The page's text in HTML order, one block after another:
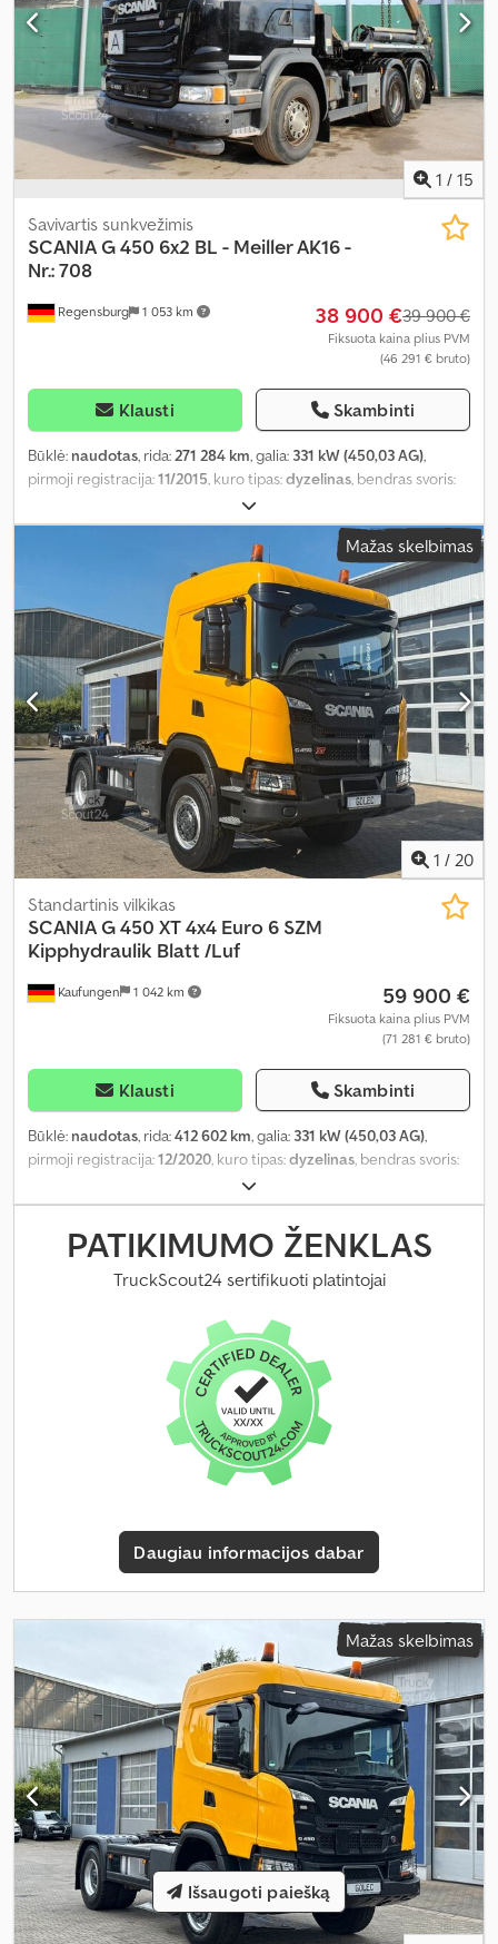
reguliuojamas veidrodis, kranas, kruizo kontrolė, oro
kondicionavimas, sėdynės šildytuvas,
1 / 15
Regensburg 1 053 km
Savivartis sunkvežimis
SCANIAG 450 6x2 BL - Meiller AK16 -
Nr.: 708
38 900 €39 900 €
Fiksuota kaina plius PVM
(46 291 € bruto)
Klausti Skambinti
Būklė: naudotas, rida:271 284 km, galia: 331 kW (450,03 AG),
pirmoji registracija:11/2015, kuro tipas:dyzelinas, bendras svoris:
3 ašys
juodas, pavaros tipas:automatinis, emisijos klasė:Euro 6, Įranga:
ABS, autonominis šildytuvas, navigacijos sistema, oro
kondicionavimas, suodžių filtras
Mažas skelbimas
1 / 20
Kaufungen 1 042 km
Standartinis vilkikas
SCANIAG 450 XT 4x4 Euro 6 SZM
Kipphydraulik Blatt /Luf
59 900 €
Fiksuota kaina plius PVM
(71 281 € bruto)
Klausti Skambinti
Būklė: naudotas, rida:412 602 km, galia: 331 kW (450,03 AG),
pirmoji registracija:12/2020, kuro tipas:dyzelinas, bendras svoris:
2 ašys
spalva:geltonas, pavaros tipas:automatinis, emisijos klasė:Euro 6,
Gamybos metai: 2020, Įranga:ABS, oro kondicionavimas, visų
varančiųjų ratų pavara,
PATIKIMUMO ŽENKLAS
TruckScout24 sertifikuoti platintojai
Daugiau informacijos dabar
Mažas skelbimas
Išsaugoti paiešką